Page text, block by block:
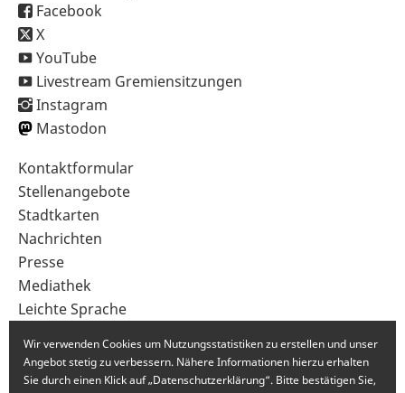
Facebook
X
YouTube
Livestream Gremiensitzungen
Instagram
Mastodon
Sekundärnavigation
im
Fußbereich
Kontaktformular
Stellenangebote
Stadtkarten
Nachrichten
Presse
Mediathek
Leichte Sprache
Wir verwenden Cookies um Nutzungsstatistiken zu erstellen und unser
Angebot stetig zu verbessern. Nähere Informationen hierzu erhalten
Sie durch einen Klick auf „Datenschutzerklärung“. Bitte bestätigen Sie,